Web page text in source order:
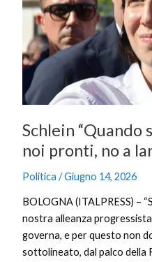
Schlein “Quando
noi pronti, no a
Politica /Giugno 14, 2026
BOLOGNA (ITALPRESS) –
nostra alleanza
governa, e per questo non
sottolineato, dal palco della
votare
noi
pronti,
no
larghe